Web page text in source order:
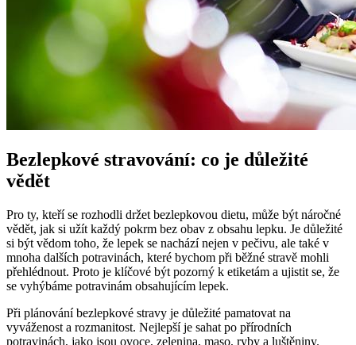
Bezlepkové stravování: co je důležité
vědět
Pro ty, kteří se rozhodli držet bezlepkovou dietu, může být náročné
vědět, jak si užít každý pokrm bez obav z obsahu lepku. Je důležité
si být vědom toho, že lepek se nachází nejen v pečivu, ale také v
mnoha dalších potravinách, které bychom při běžné stravě mohli
přehlédnout. Proto je klíčové být pozorný k etiketám a ujistit se, že
se vyhýbáme potravinám obsahujícím lepek.
Při plánování bezlepkové stravy je důležité pamatovat na
vyváženost a rozmanitost. Nejlepší je sahat po přírodních
potravinách, jako jsou ovoce, zelenina, maso, ryby a luštěniny.